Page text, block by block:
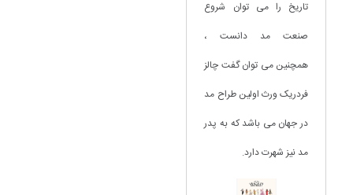
تاریخ را می توان شروع
صنعت مد دانست ،
همچنین می توان گفت چالز
فردریک ورث اولین طراح مد
در جهان می باشد که به پدر
مد نیز شهرت دارد.